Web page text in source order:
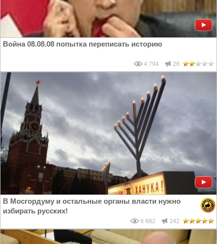
Война 08.08.08 попытка переписать историю
4 794 26
В Мосгордуму и остальные органы власти нужно
избирать русских!
6 682 242